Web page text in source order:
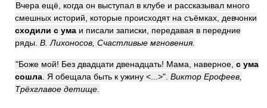
Вчера ещё, когда он выступал в клубе и рассказывал много
смешных историй, которые происходят на съёмках, девчонки
сходили с ума и писали записки, передавая в передние
ряды. В. Лихоносов, Счастливые мгновения.
"Боже мой! Без двадцати двенадцать! Мама, наверное, с ума
сошла . Я обещала быть к ужину <...>". Виктор Ерофеев,
Трёхглавое детище.